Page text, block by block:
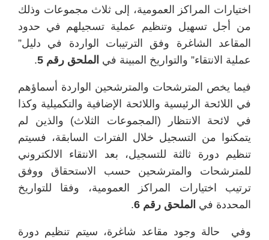
اختيارات المراكز العمومية، إلى ثلاث مجموعات وذلك
من أجل تسهيل وتنظيم عملية تسجيلهم في حدود
المقاعد الشاغرة وفق الترتيبات الواردة في دليل”
عملية الانتقاء” والتواريخ المبينة في الملحق رقم 5 .
فيما يخص المترشحات والمترشحين الواردة أسماؤهم
في اللائحة الرئيسية واللائحة الإضافية والتكميلية وكذا
في لائحة الانتظار (المجموعات الثلاث) والذين لم
يتمكنوا من التسجيل خلال الفترات السابقة، فسيتم
تنظيم دورة ثالثة للتسجيل، بعد الانتقاء الالكتروني
للمترشحات والمترشحين حسب الاستحقاق ووفق
ترتيب اختيارات المراكز العمومية، وفقا للتواريخ
المحددة في الملحق رقم 6 .
وفي حالة وجود مقاعد شاغرة، سيتم تنظيم دورة